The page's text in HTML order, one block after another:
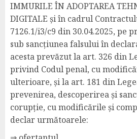
IMMURILE ÎN ADOPTAREA
DIGITALE și în cadrul
7126.1/i3/c9 din 30.04.2025, pe
sub sancțiunea falsului în
acesta prevăzut la art. 326 din
privind Codul penal, cu
ulterioare, și la art. 181 din
prevenirea, descoperirea și
corupție, cu modificările și
declar următoarele: